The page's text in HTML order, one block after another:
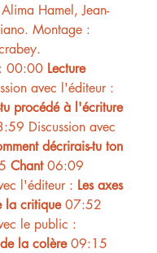
Hamel, Jean-
Montage :
: 00:00 Lecture
avec l'éditeur :
procédé à l'écriture
Discussion avec
décrirais-tu ton
Chant06:09
l'éditeur : Les axes
la critique07:52
le public :
la colère09:15